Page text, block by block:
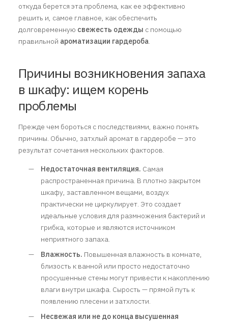
откуда берется эта проблема, как ее эффективно
решить и, самое главное, как обеспечить
долговременную свежесть одежды с помощью
правильной ароматизации гардероба.
Причины возникновения запаха
в шкафу: ищем корень
проблемы
Прежде чем бороться с последствиями, важно понять
причины. Обычно, затхлый аромат в гардеробе — это
результат сочетания нескольких факторов.
Недостаточная вентиляция. Самая
распространенная причина. В плотно закрытом
шкафу, заставленном вещами, воздух
практически не циркулирует. Это создает
идеальные условия для размножения бактерий и
грибка, которые и являются источником
неприятного запаха.
Влажность. Повышенная влажность в комнате,
близость к ванной или просто недостаточно
просушенные стены могут привести к накоплению
влаги внутри шкафа. Сырость — прямой путь к
появлению плесени и затхлости.
Несвежая или не до конца высушенная